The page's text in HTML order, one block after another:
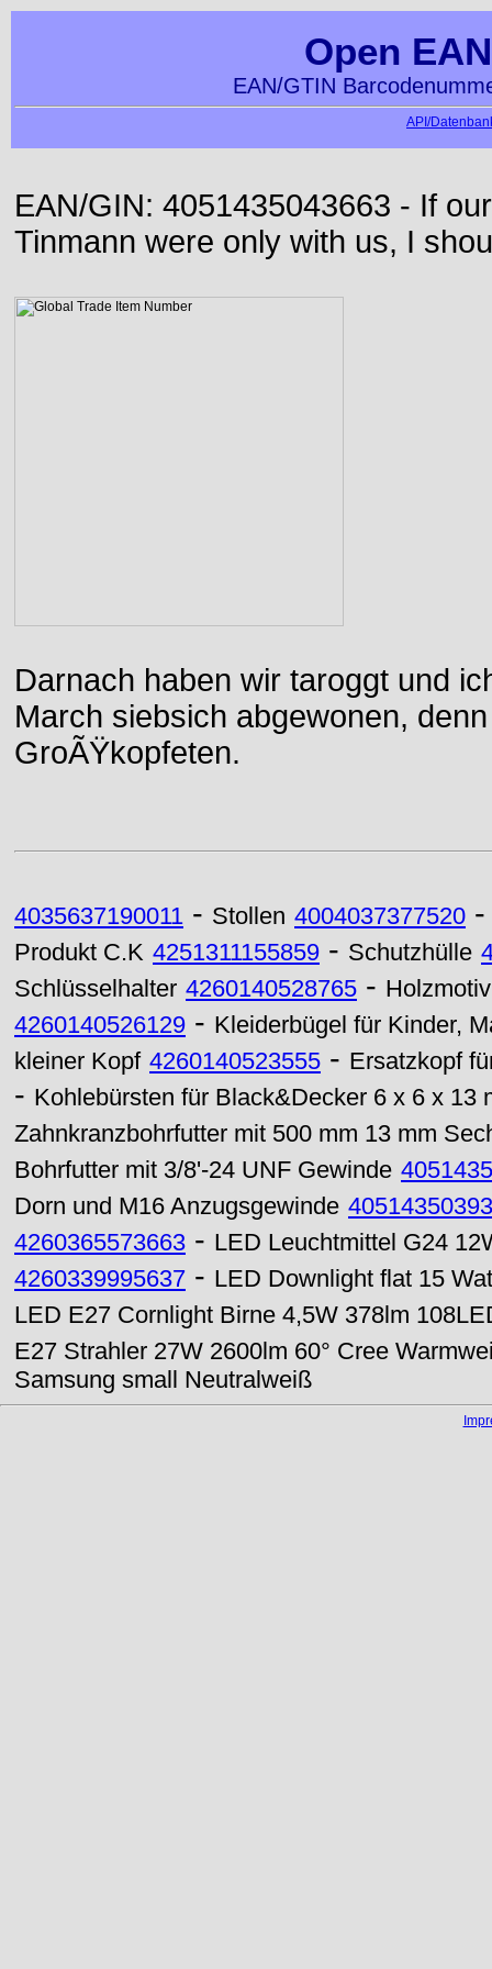
Open
EAN/GTIN
API/
EAN/GIN: 4051435043663 - If
Tinmann were only with us, I
Darnach haben wir taroggt und
March siebsich abgewonen,
GroÃŸkopfeten.
4035637190011 - Stollen 4004037377520
Produkt C.K 4251311155859 - Schutzhülle
Schlüsselhalter 4260140528765 -
4260140526129 - Kleiderbügel für Kinder,
kleiner Kopf 4260140523555 - Ersatzkopf
- Kohlebürsten für Black&Decker 6 x 6 x 13
Zahnkranzbohrfutter mit 500 mm 13 mm
Bohrfutter mit 3/8'-24 UNF Gewinde
Dorn und M16 Anzugsgewinde
4260365573663 - LED Leuchtmittel G24
4260339995637 - LED Downlight flat 15
LED E27 Cornlight Birne 4,5W 378lm
E27 Strahler 27W 2600lm 60° Cree
Samsung small Neutralweiß